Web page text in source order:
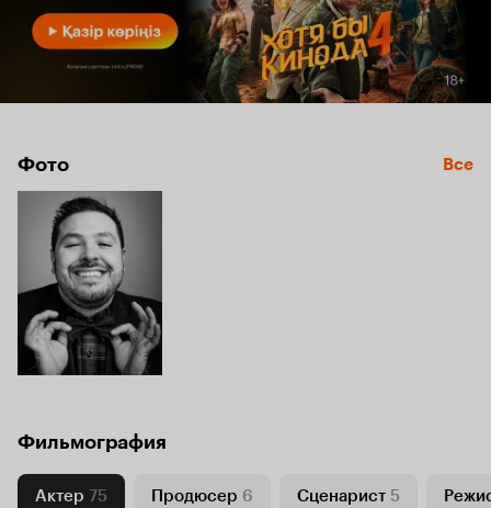
Фото Все
Фильмография
Актер 75 Продюсер 6 Сценарист 5